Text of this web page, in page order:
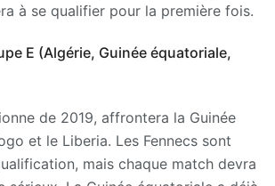
à se qualifier pour la première fois.
E (Algérie, Guinée équatoriale,
de 2019, affrontera la Guinée
et le Liberia. Les Fennecs sont
mais chaque match devra